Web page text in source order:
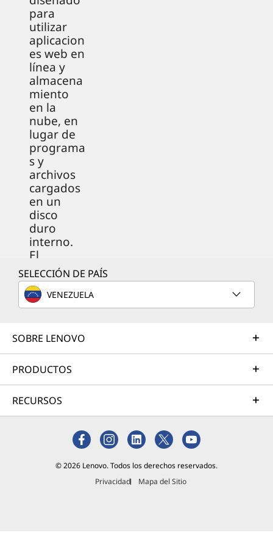
para
utilizar
aplicacion
es web en
línea y
almacena
miento
en la
nube, en
lugar de
programa
s y
archivos
cargados
en un
disco
duro
interno.
El
resultado
es una
nueva
categoría
laptops
muy
delgadas,
livianas y
muy
populares
.
Lenovo
SELECCIÓN DE PAÍS
VENEZUELA
SOBRE LENOVO
PRODUCTOS
RECURSOS
© 2026 Lenovo. Todos los derechos reservados.
Privacidad
Mapa del Sitio